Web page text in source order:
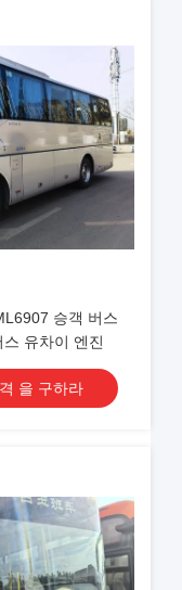
승객 버스
유차이 엔진
을 구하라